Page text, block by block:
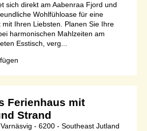
sich direkt am Aabenraa Fjord und
Wohlfühloase für eine
mit Ihren Liebsten. Planen Sie Ihre
harmonischen Mahlzeiten am
Esstisch, verg...
Ferienhaus mit
Strand
- 6200 - Southeast Jutland